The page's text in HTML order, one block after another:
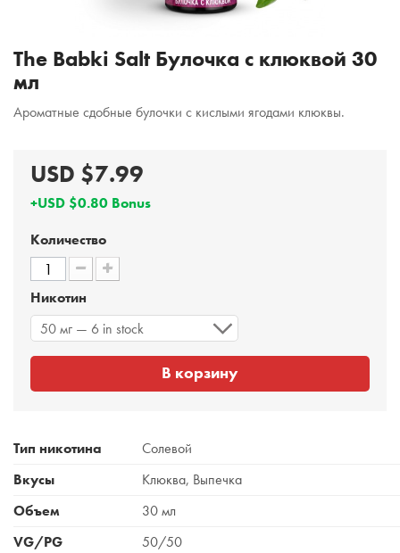
The Babki Salt Булочка с клюквой 30
мл
Ароматные сдобные булочки с кислыми ягодами клюквы.
USD $7.99
+USD $0.80 Bonus
Количество
Никотин
50 мг — 6 in stock
В корзину
Тип никотина
Солевой
Вкусы
Клюква, Выпечка
Объем
30 мл
VG/PG
50/50